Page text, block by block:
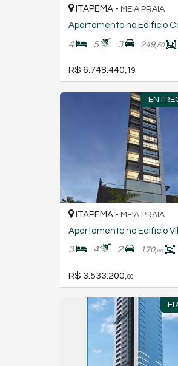
ITAPEMA - MEIA PRAIA
4 5 3 249,50
R$ 6.748.440, 19
ITAPEMA - MEIA PRAIA
3 4 2 170,00
R$ 3.533.200, 00